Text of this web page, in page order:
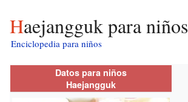
Haejangguk para niños
Enciclopedia para niños
Datos para niños
Haejangguk